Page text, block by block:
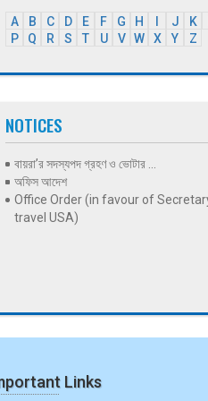
A B C D E F G H J K
P
Q R S T U V W X Y Z
NOTICES
বায়রা’র সদস্যপদ গ্রহণ ও ভোটার ...
অফিস আদেশ
Office Order (in favour of
travel USA)
Links